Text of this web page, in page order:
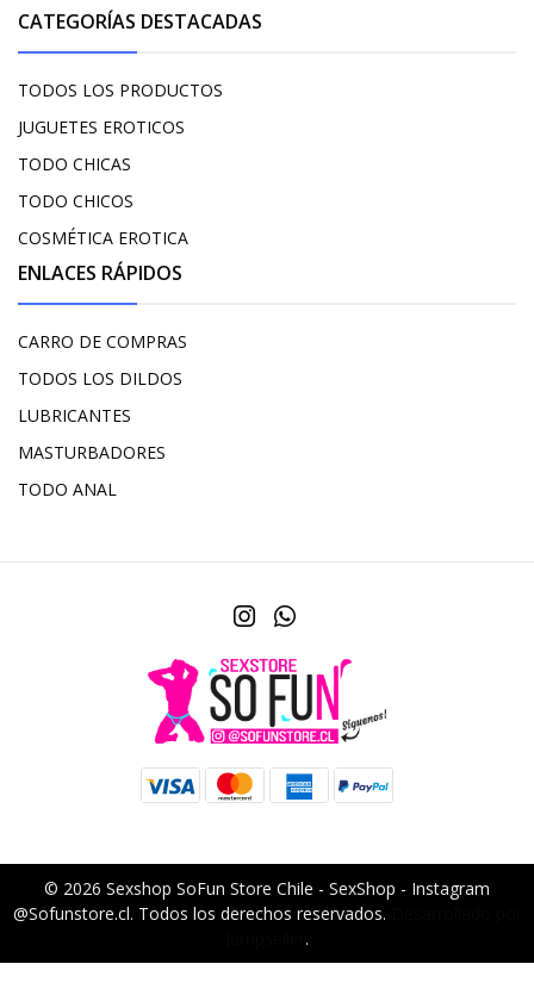
CATEGORÍAS DESTACADAS
TODOS LOS PRODUCTOS
JUGUETES EROTICOS
TODO CHICAS
TODO CHICOS
COSMÉTICA EROTICA
ENLACES RÁPIDOS
CARRO DE COMPRAS
TODOS LOS DILDOS
LUBRICANTES
MASTURBADORES
TODO ANAL
© 2026 Sexshop SoFun Store Chile - SexShop - Instagram
@Sofunstore.cl. Todos los derechos reservados.
.